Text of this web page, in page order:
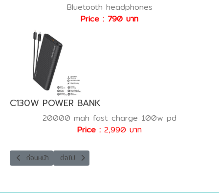
Bluetooth headphones
Price : 790 บาท
C130W POWER BANK
20000 mah fast charge 100w pd
Price : 2,990 บาท
เนื้อหาก่อนหน้า: ALU-2in1-13 FAST CHARGE CABLE
ก่อนหน้า เนื้อหาถัดไป: ALU-CC14 FAST CHARGE CABLE
ต่อไป